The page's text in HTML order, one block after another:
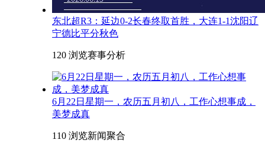
东北超R3：延边0-2长春终取首胜，大连1-1沈阳辽
宁德比平分秋色
120 浏览赛事分析
6月22日星期一，农历五月初八，工作心想事成，
美梦成真
110 浏览新闻聚合